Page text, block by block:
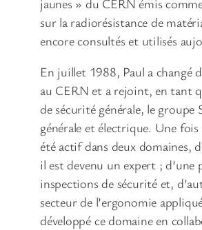
sur la radiorésistance de
encore consultés et utilisés
En juillet 1988, Paul a changé
au CERN et a rejoint, en tant
de sécurité générale, le groupe
générale et électrique. Une
été actif dans deux domaines,
il est devenu un expert ; d’une
inspections de sécurité et,
secteur de l’ergonomie
développé ce domaine en